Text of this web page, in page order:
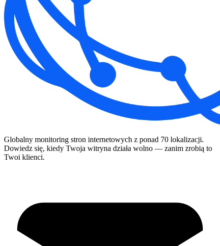
Globalny monitoring stron internetowych z ponad 70 lokalizacji.
Dowiedz się, kiedy Twoja witryna działa wolno — zanim zrobią to
Twoi klienci.